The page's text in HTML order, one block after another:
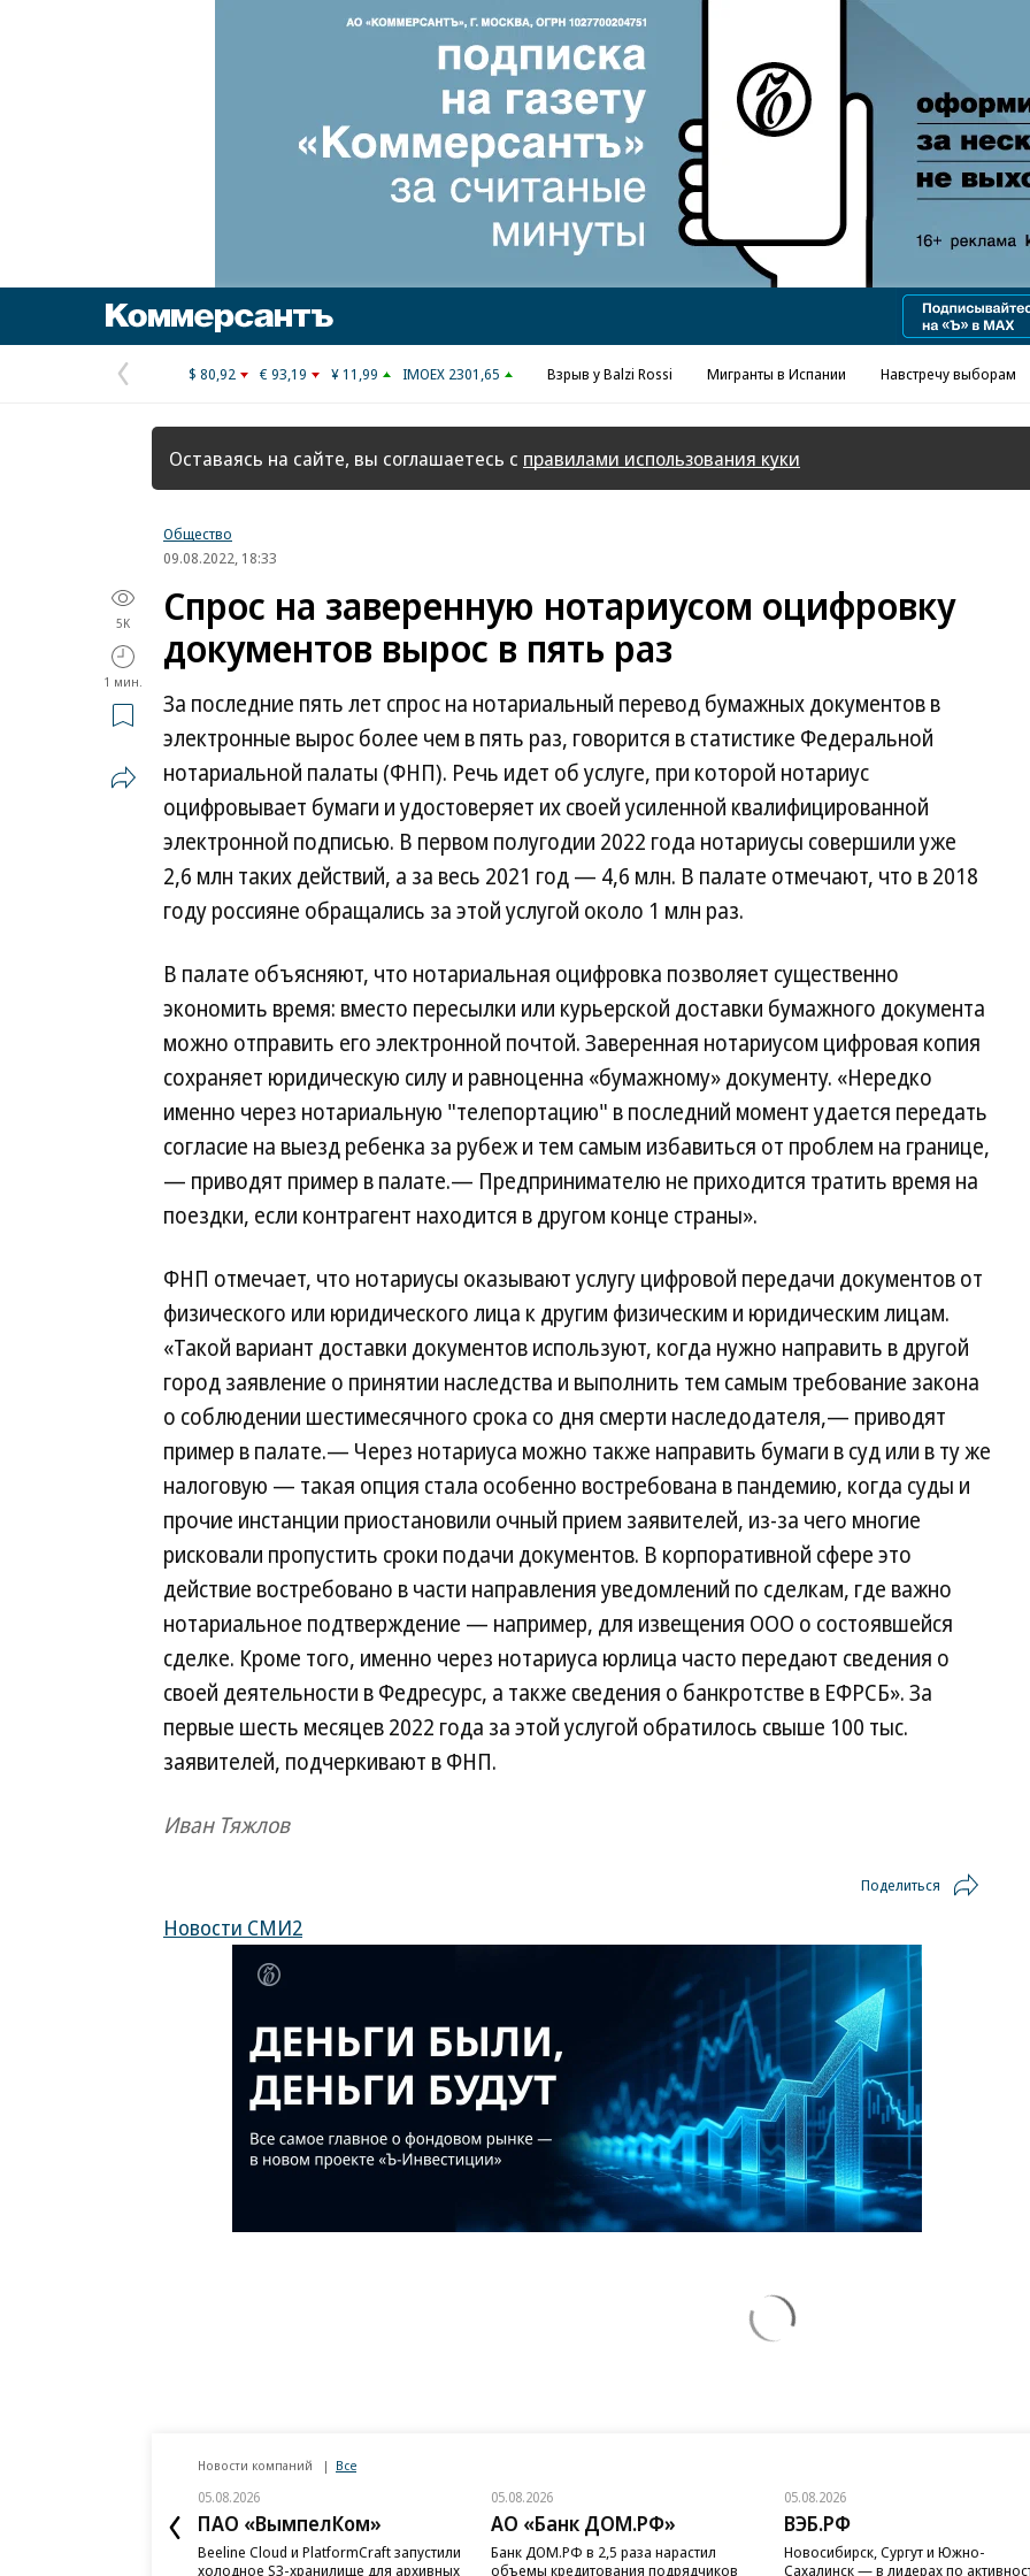
Реклама в «Ъ» www.kommersant.ru/ad
Предыдущая
страница
$ 80,92 € 93,19 ¥ 11,99 IMOEX 2301,65 Взрыв у Balzi Rossi Мигранты в Испании Навстречу выборам
Оставаясь на сайте, вы соглашаетесь с правилами использования куки
Общество
09.08.2022, 18:33
5K
1 мин.
Спрос на заверенную нотариусом оцифровку
документов вырос в пять раз
За последние пять лет спрос на нотариальный перевод бумажных документов в
электронные вырос более чем в пять раз, говорится в статистике Федеральной
нотариальной палаты (ФНП). Речь идет об услуге, при которой нотариус
оцифровывает бумаги и удостоверяет их своей усиленной квалифицированной
электронной подписью. В первом полугодии 2022 года нотариусы совершили уже
2,6 млн таких действий, а за весь 2021 год — 4,6 млн. В палате отмечают, что в 2018
году россияне обращались за этой услугой около 1 млн раз.
В палате объясняют, что нотариальная оцифровка позволяет существенно
экономить время: вместо пересылки или курьерской доставки бумажного документа
можно отправить его электронной почтой. Заверенная нотариусом цифровая копия
сохраняет юридическую силу и равноценна «бумажному» документу. «Нередко
именно через нотариальную "телепортацию" в последний момент удается передать
согласие на выезд ребенка за рубеж и тем самым избавиться от проблем на границе,
— приводят пример в палате.— Предпринимателю не приходится тратить время на
поездки, если контрагент находится в другом конце страны».
ФНП отмечает, что нотариусы оказывают услугу цифровой передачи документов от
физического или юридического лица к другим физическим и юридическим лицам.
«Такой вариант доставки документов используют, когда нужно направить в другой
город заявление о принятии наследства и выполнить тем самым требование закона
о соблюдении шестимесячного срока со дня смерти наследодателя,— приводят
пример в палате.— Через нотариуса можно также направить бумаги в суд или в ту же
налоговую — такая опция стала особенно востребована в пандемию, когда суды и
прочие инстанции приостановили очный прием заявителей, из-за чего многие
рисковали пропустить сроки подачи документов. В корпоративной сфере это
действие востребовано в части направления уведомлений по сделкам, где важно
нотариальное подтверждение — например, для извещения ООО о состоявшейся
сделке. Кроме того, именно через нотариуса юрлица часто передают сведения о
своей деятельности в Федресурс, а также сведения о банкротстве в ЕФРСБ». За
первые шесть месяцев 2022 года за этой услугой обратилось свыше 100 тыс.
заявителей, подчеркивают в ФНП.
Иван Тяжлов
Поделиться
Новости СМИ2
Новости компаний Все
05.08.2026
ПАО «ВымпелКом»
Beeline Cloud и PlatformCraft запустили
холодное S3-хранилище для архивных
05.08.2026
АО «Банк ДОМ.РФ»
Банк ДОМ.РФ в 2,5 раза нарастил
объемы кредитования подрядчиков
05.08.2026
ВЭБ.РФ
Новосибирск, Сургут и Южно-
Сахалинск — в лидерах по